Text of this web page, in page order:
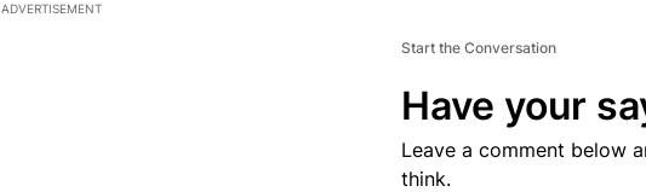
ADVERTISEMENT
Start the Conversation
Have your
Leave a comment below
think.